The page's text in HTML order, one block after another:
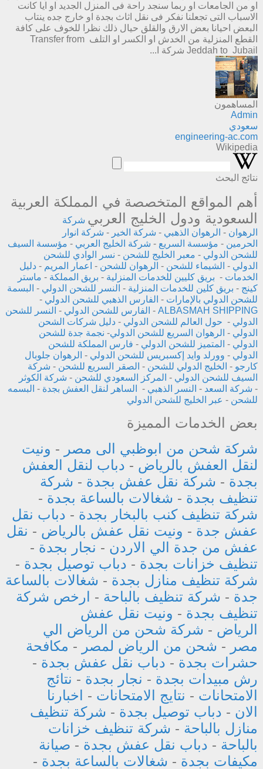
او من الجامعات او ربما سنجد راحة فى المنزل الجديد او ايا كانت
الاسباب التى تجعلنا نفكر فى نقل اثاث بجدة او خارج جده ينتاب
البعض احيانا بعض الارق والقلق حيال ذلك نظرا للخوف على كافة
القطع المنزلية من الخدش او الكسر او التلف Transfer from
Jeddah to Jubail شركة ا...
المساهمون
Admin
سعودي
engineering-ac.com
Wikipedia
نتائج البحث
أهم المواقع المتخصصة في المملكة العربية
السعودية ودول الخليج العربي شركة
الرهوان - الرهوان الذهبي - شركة الخير - شركة انوار
الحرمين - مؤسسة السريع - شركة الخليج العربي - مؤسسة السيف
للشحن الدولي - معبر الخليج للشحن - نسر الوادي للشحن
الدولي - الشيماء للشحن - الرهوان للشحن - اعمار المريم - دليل
الخدمات - بريق كليين للخدمات المنزلية - بريق المملكة - ماستر
كينج - بريق كلين للخدمات المنزلية - النسر للشحن الدولي - البسمة
للشحن الدولي بالإمارات - الفارس الذهبي للشحن الدولي -
ALBASMAH SHIPPING
- الفارس للشحن الدولي - النسر للشحن
الدولي - حول العالم للشحن الدولي - دليل شركات الشحن
الدولي - الرهوان السريع للشحن الدولي- نجمة جدة للشحن
الدولي - المتميز للشحن الدولي - فارس المملكة للشحن
الدولي - وورلد وايد إكسبريس للشحن الدولي - الرهوان جلوبال
كارجو - الخليج الدولي للشحن - الصقر السريع للشحن - شركة
السيف للشحن الدولي - المركز السعودي للشحن - شركة الكوثر
- شركة السعد - النسر الذهبي - الساهر لنقل العفش بجدة - البسمه
للشحن - عبر الخليج للشحن الدولي
بعض الخدمات المميزة
شركة شحن من ابوظبي الى مصر - ونيت
لنقل العفش بالرياض - دباب لنقل العفش
بجدة - شركة نقل عفش بجدة - شركة
تنظيف بجدة - شغالات بالساعة بجدة -
شركة تنظيف كنب بالبخار بجدة - دباب نقل
عفش جدة - ونيت نقل عفش بالرياض - نقل
عفش من جدة الي الاردن - نجار بجدة -
تنظيف خزانات بجدة - دباب توصيل بجدة -
شركة تنظيف منازل بجدة - شغالات بالساعة
جدة - شركة تنظيف بالباحة - ارخص شركة
تنظيف بجدة - ونيت نقل عفش
الرياض - شركة شحن من الرياض الي
مصر - شحن من الرياض لمصر - مكافحة
حشرات بجدة - دباب نقل عفش بجدة -
رش مبيدات بجدة - نجار بجدة - نتائج
الامتحانات - نتايج الامتحانات -
اخبارنا
الان - دباب توصيل بجدة - شركة تنظيف
منازل بالباحة - شركة تنظيف خزانات
بالباحة - دباب نقل عفش بجدة - صيانة
مكيفات بجدة - شغالات بالساعة بجدة -